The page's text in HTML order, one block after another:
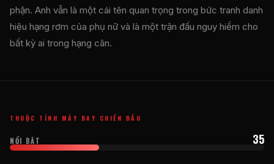
phận. Anh vẫn là một cái tên quan trọng trong bức tranh danh
hiệu hạng rơm của phụ nữ và là một trận đấu nguy hiểm cho
bất kỳ ai trong hạng cân.
THUỘC TÍNH MÁY BAY CHIẾN ĐẤU
NỔI BẬT 35